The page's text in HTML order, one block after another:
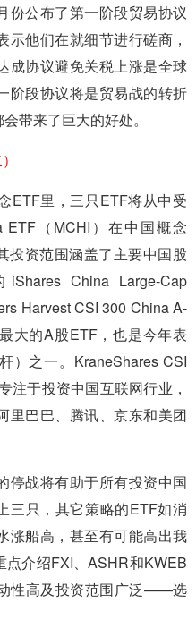
份公布了第一阶段贸易协议
示他们在就细节进行磋商，
成协议避免关税上涨是全球
阶段协议将是贸易战的转折
带来了巨大的好处。
ETF里，三只ETF将从中受
ETF（MCHI）在中国概念
投资范围涵盖了主要中国股
China Large-Cap
Harvest CSI 300 China A-
大的A股ETF，也是今年表
）之一。KraneShares CSI
注于投资中国互联网行业，
里巴巴、腾讯、京东和美团
停战将有助于所有投资中国
三只，其它策略的ETF如消
涨船高，甚至有可能高出我
介绍FXI、ASHR和KWEB
性高及投资范围广泛——选